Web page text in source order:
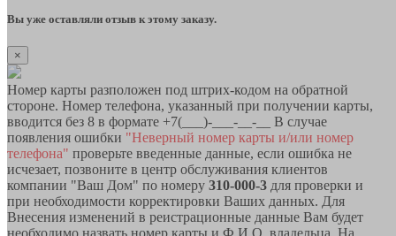
Вы уже оставляли отзыв к этому заказу.
×
Номер карты разположен под штрих-кодом на обратной
стороне. Номер телефона, указанный при получении карты,
вводится без 8 в формате +7(___)-___-__-__ В случае
появления ошибки "Неверный номер карты и/или номер
телефона" проверьте введенные данные, если ошибка не
исчезает, позвоните в центр обслуживания клиентов
компании "Ваш Дом" по номеру 310-000-3 для проверки и
при необходимости корректировки Ваших данных. Для
Внесения изменений в реистрационные данные Вам будет